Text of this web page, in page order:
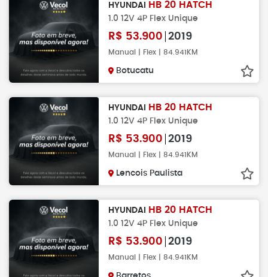
HYUNDAI HB 20 HATCH
1.0 12V 4P Flex Unique
R$ 53.900 2019
Manual | Flex | 84.941KM
Botucatu
HYUNDAI HB 20 HATCH
1.0 12V 4P Flex Unique
R$ 53.900 2019
Manual | Flex | 84.941KM
Lencois Paulista
HYUNDAI HB 20 HATCH
1.0 12V 4P Flex Unique
R$ 53.900 2019
Manual | Flex | 84.941KM